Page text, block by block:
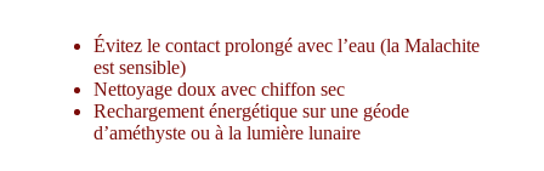
Évitez le contact prolongé avec l’eau (la Malachite
est sensible)
Nettoyage doux avec chiffon sec
Rechargement énergétique sur une géode
d’améthyste ou à la lumière lunaire